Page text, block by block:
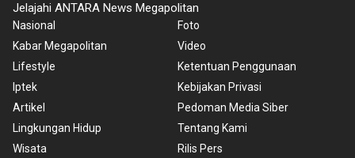
Jelajahi ANTARA News Megapolitan
Nasional
Kabar Megapolitan
Lifestyle
Iptek
Artikel
Lingkungan Hidup
Wisata
Foto
Video
Ketentuan Penggunaan
Kebijakan Privasi
Pedoman Media Siber
Tentang Kami
Rilis Pers